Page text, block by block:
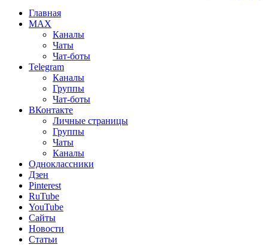
Главная
MAX
Каналы
Чаты
Чат-боты
Telegram
Каналы
Группы
Чат-боты
ВКонтакте
Личные страницы
Группы
Чаты
Каналы
Одноклассники
Дзен
Pinterest
RuTube
YouTube
Сайты
Новости
Статьи